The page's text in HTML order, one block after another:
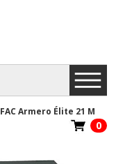
FAC Armero Élite 21 M
0